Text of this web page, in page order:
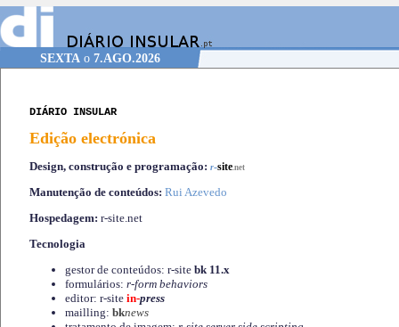
SEXTA o 7.AGO.2026
DIÁRIO INSULAR
Edição electrónica
Design, construção e programação: r-site.net
Manutenção de conteúdos: Rui Azevedo
Hospedagem: r-site.net
Tecnologia
gestor de conteúdos: r-site bk 11.x
formulários: r-form behaviors
editor: r-site in-press
mailling: bknews